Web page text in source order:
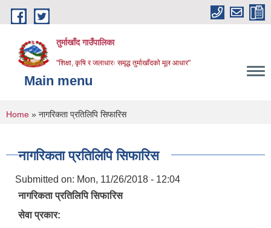
Skip to main content
तुर्माखाँद गाउँपालिका
"शिक्षा, कृषि र जलाधारः समृद्ध तुर्माखाँदको मूल आधार"
Main menu
You are here
Home » नागरिकता प्रतिलिपि सिफारिस
नागरिकता प्रतिलिपि सिफारिस
Submitted on: Mon, 11/26/2018 - 12:04
नागरिकता प्रतिलिपि सिफारिस
सेवा प्रकार: